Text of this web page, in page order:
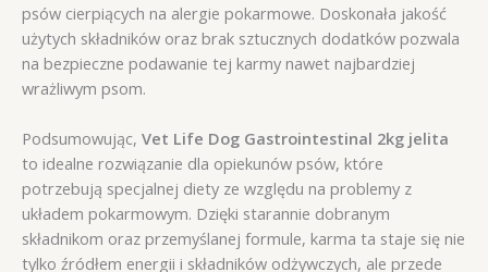
psów cierpiących na alergie pokarmowe. Doskonała jakość
użytych składników oraz brak sztucznych dodatków pozwala
na bezpieczne podawanie tej karmy nawet najbardziej
wrażliwym psom.
Podsumowując, Vet Life Dog Gastrointestinal 2kg jelita
to idealne rozwiązanie dla opiekunów psów, które
potrzebują specjalnej diety ze względu na problemy z
układem pokarmowym. Dzięki starannie dobranym
składnikom oraz przemyślanej formule, karma ta staje się nie
tylko źródłem energii i składników odżywczych, ale przede